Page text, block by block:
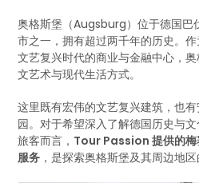
奥格斯堡（Augsburg）位于德国巴
市之一，拥有超过两千年的历史。作
文艺复兴时代的商业与金融中心，
文艺术与现代生活方式。
这里既有宏伟的文艺复兴建筑，也
园。对于希望深入了解德国历史与
旅客而言， Tour Passion 提供的梅
服务 ，是探索奥格斯堡及其周边地区